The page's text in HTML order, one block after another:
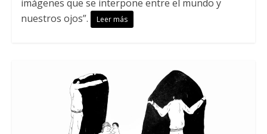
imágenes que se interpone entre el mundo y
nuestros ojos”.
Leer más